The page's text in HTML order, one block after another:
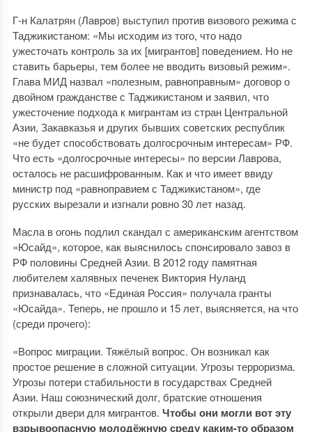
Г-н Калатрян (Лавров) выступил против визового режима с
Таджикистаном: «Мы исходим из того, что надо
ужесточать контроль за их [мигрантов] поведением. Но не
ставить барьеры, тем более не вводить визовый режим».
Глава МИД назвал «полезным, равноправным» договор о
двойном гражданстве с Таджикистаном и заявил, что
ужесточение подхода к мигрантам из стран Центральной
Азии, Закавказья и других бывших советских республик
«не будет способствовать долгосрочным интересам» РФ.
Что есть «долгосрочные интересы» по версии Лаврова,
осталось не расшифрованным. Как и что имеет ввиду
министр под «равноправием с Таджикистаном», где
русских вырезали и изгнали ровно 30 лет назад.
Масла в огонь подлил скандал с американским агентством
«Юсайд», которое, как выяснилось спонсировало завоз в
РФ половины Средней Азии. В 2012 году памятная
любителем халявных печенек Виктория Нуланд
признавалась, что «Единая Россия» получала гранты
«Юсайда». Теперь, не прошло и 15 лет, выясняется, на что
(среди прочего):
«Вопрос миграции. Тяжёлый вопрос. Он возникал как
простое решение в сложной ситуации. Угрозы терроризма.
Угрозы потери стабильности в государствах Средней
Азии. Наш союзнический долг, братские отношения
открыли двери для мигрантов. Чтобы они могли вот эту
взрывоопасную молодёжную среду каким-то образом